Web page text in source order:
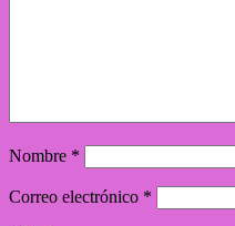
Nombre *
Correo electrónico *